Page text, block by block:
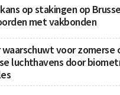
op stakingen op
met vakbonden
waarschuwt voor zomerse
luchthavens door